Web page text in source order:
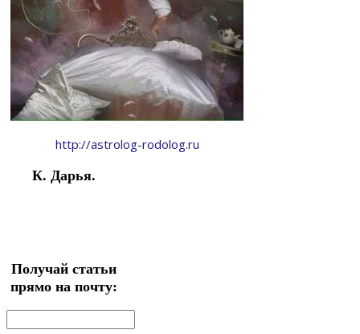
http://astrolog-rodolog.ru
К. Дарья.
Получай статьи
прямо на почту: